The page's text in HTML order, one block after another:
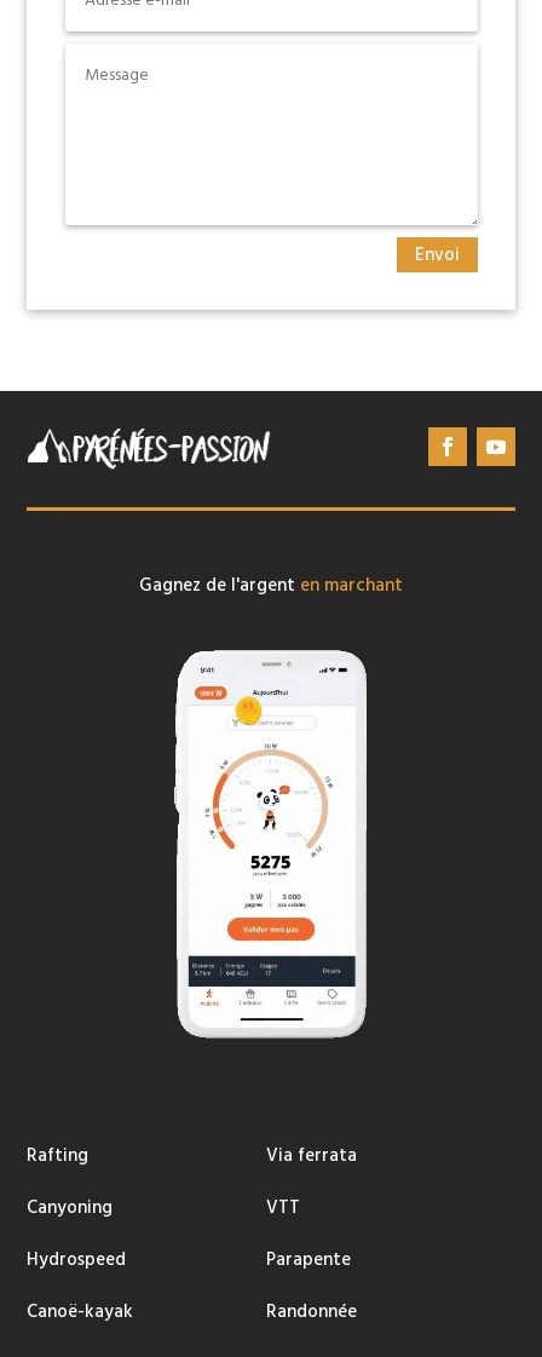
Envoi
Gagnez de l'argent en marchant
Rafting
Canyoning
Hydrospeed
Canoë-kayak
Via ferrata
VTT
Parapente
Randonnée